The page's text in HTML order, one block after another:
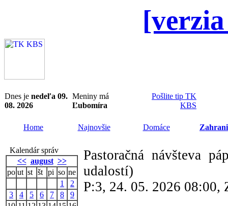
Dnes je nedeľa 09.
08. 2026
Meniny má
Ľubomíra
Pošlite tip TK
KBS
Home Najnovšie Domáce
Kalendár správ
<< august >>
po ut st št pi so ne
1
2
3
4 5 6 7 8
9
Pastoračná návšteva
udalostí)
P:3, 24. 05. 2026 08:00,